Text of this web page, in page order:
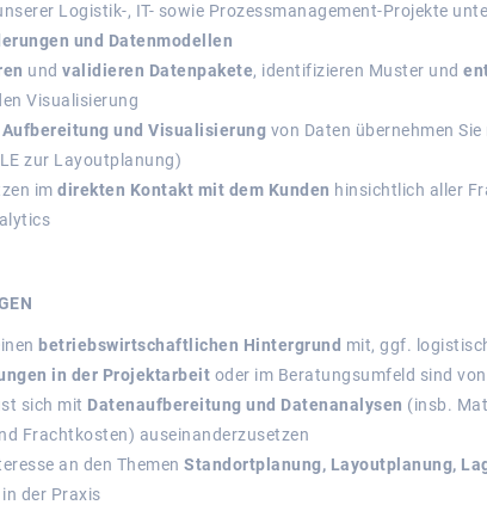
Logistik-, IT- sowie Prozessmanagement-Projekte
und Datenmodellen
und validieren Datenpakete, identifizieren Muster und
Visualisierung
Aufbereitung und Visualisierung von Daten übernehmen
zur Layoutplanung)
im direkten Kontakt mit dem Kunden hinsichtlich aller
betriebswirtschaftlichen Hintergrund mit, ggf.
in der Projektarbeit oder im Beratungsumfeld sind
sich mit Datenaufbereitung und Datenanalysen (insb.
Frachtkosten) auseinanderzusetzen
an den Themen Standortplanung, Layoutplanung,
der Praxis